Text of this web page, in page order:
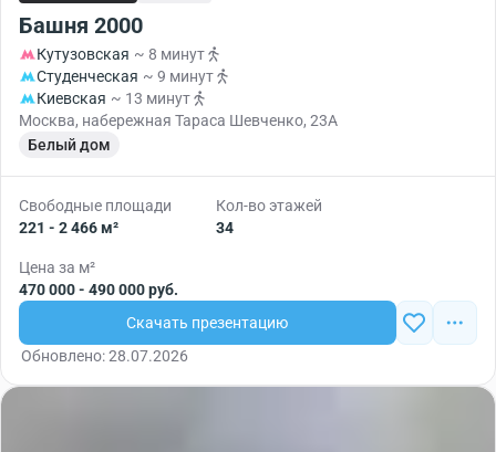
Башня 2000
Кутузовская ~ 8 минут
Студенческая ~ 9 минут
Киевская ~ 13 минут
Москва, набережная Тараса Шевченко, 23А
Белый дом
Свободные площади
221 - 2 466 м²
Кол-во этажей
34
Цена за м²
470 000 - 490 000 руб.
Скачать презентацию
Обновлено: 28.07.2026